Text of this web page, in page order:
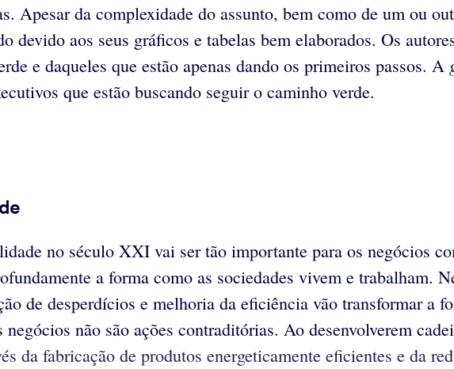
Apesar da complexidade do assunto, bem como de um ou
devido aos seus gráficos e tabelas bem elaborados. Os
e daqueles que estão apenas dando os primeiros passos. A
que estão buscando seguir o caminho verde.
no século XXI vai ser tão importante para os negócios
a forma como as sociedades vivem e trabalham.
de desperdícios e melhoria da eficiência vão transformar a
não são ações contraditórias. Ao desenvolverem
da fabricação de produtos energeticamente eficientes e da